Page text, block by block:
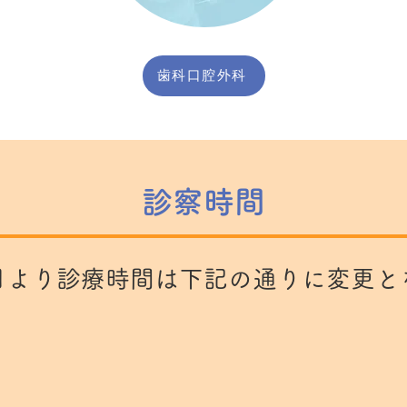
歯科口腔外科
診察時間
り診療時間は下記の通りに変更と